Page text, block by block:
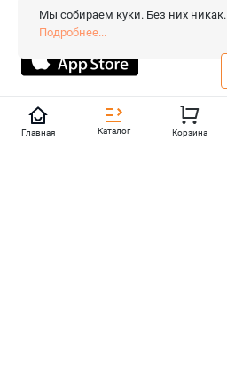
Сопровождение сайта
- Вебформат.
Все права защищены.
Не является публичной офертой
Политика конфиденциальности
Главная Каталог Корзина
Мы собираем куки. Без них никак.
Подробнее...